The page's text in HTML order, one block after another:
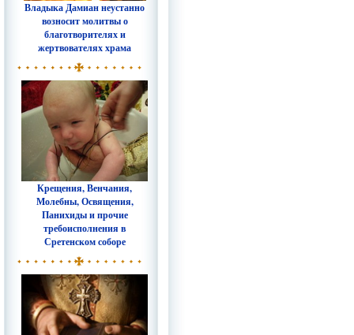
Владыка Дамиан неустанно
возносит молитвы о
благотворителях и
жертвователях храма
Крещения, Венчания,
Молебны, Освящения,
Панихиды и прочие
требоисполнения в
Сретенском соборе